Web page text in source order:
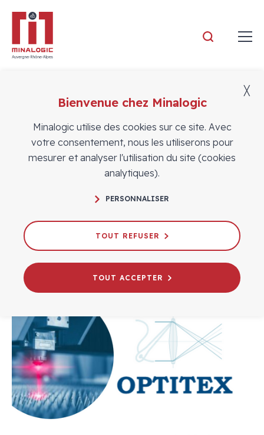
Actualités
Défense, OPTITEX
INNOVATION
Bienvenue chez Minalogic
Minalogic utilise des cookies sur ce site. Avec
votre consentement, nous les utiliserons pour
mesurer et analyser l'utilisation du site (cookies
analytiques).
PERSONNALISER
TOUT REFUSER
TOUT ACCEPTER
╳